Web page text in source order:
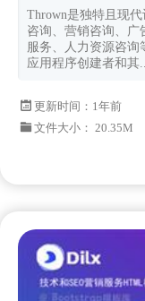
Thrown是独特且现代
咨询、营销咨询、广
服务、人力资源咨询
应用程序创建者和其...
更新时间： 1年前
文件大小： 20.35M